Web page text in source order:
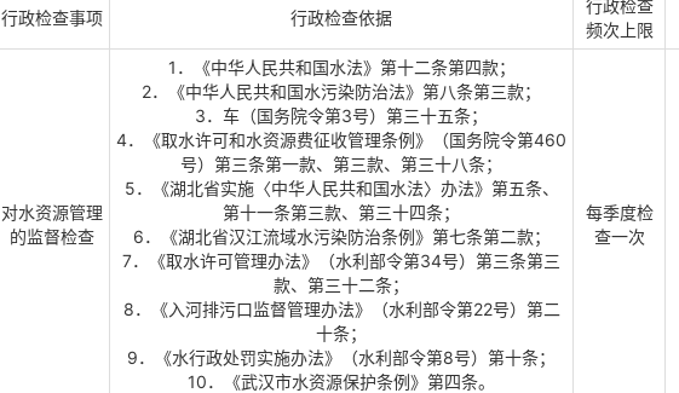
行政检查事项 行政检查依据
行政检查
频次上限
对水资源管理
的监督检查
1．《中华人民共和国水法》第十二条第四款；
2．《中华人民共和国水污染防治法》第八条第三款；
3．车（国务院令第3号）第三十五条；
4．《取水许可和水资源费征收管理条例》（国务院令第460
号）第三条第一款、第三款、第三十八条；
5．《湖北省实施〈中华人民共和国水法〉办法》第五条、
第十一条第三款、第三十四条；
6．《湖北省汉江流域水污染防治条例》第七条第二款；
7．《取水许可管理办法》（水利部令第34号）第三条第三
款、第三十二条；
8．《入河排污口监督管理办法》（水利部令第22号）第二
十条；
9．《水行政处罚实施办法》（水利部令第8号）第十条；
10．《武汉市水资源保护条例》第四条。
每季度检
查一次